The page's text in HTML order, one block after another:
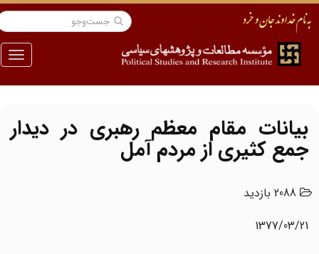
منو
بیانات مقام معظم رهبری در دیدار
جمع کثیرى از مردم آمل‌
2088 بازدید
1377/03/21